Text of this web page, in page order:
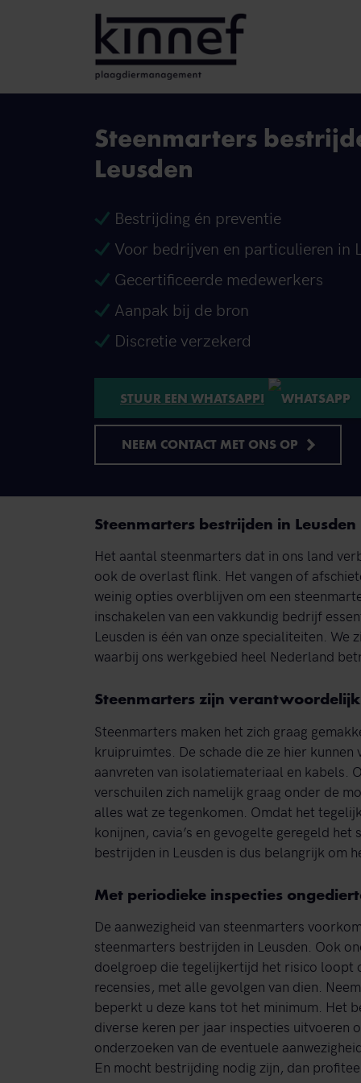
Steenmarters
Leusden
Bestrijding én preventie
Voor bedrijven en particulieren in
Gecertificeerde medewerkers
Aanpak bij de bron
Discretie verzekerd
STUUR EEN WHATSAPP!
NEEM CONTACT MET ONS OP
Steenmarters bestrijden in Leusden
Het aantal steenmarters dat in ons land
ook de overlast flink. Het vangen of
weinig opties overblijven om een
inschakelen van een vakkundig bedrijf
Leusden is één van onze specialiteiten.
waarbij ons werkgebied heel Nederland
Steenmarters zijn
Steenmarters maken het zich graag
kruipruimtes. De schade die ze hier
aanvreten van isolatiemateriaal en kabels.
verschuilen zich namelijk graag onder de
alles wat ze tegenkomen. Omdat het
konijnen, cavia’s en gevogelte geregeld
bestrijden in Leusden is dus belangrijk om
Met periodieke inspecties
De aanwezigheid van steenmarters
steenmarters bestrijden in Leusden. Ook
doelgroep die tegelijkertijd het risico loopt
recensies, met alle gevolgen van dien.
beperkt u deze kans tot het minimum. Het
diverse keren per jaar inspecties uitvoeren
onderzoeken van de eventuele
En mocht bestrijding nodig zijn, dan